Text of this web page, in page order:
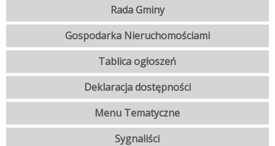
Rada Gminy
Gospodarka Nieruchomościami
Tablica ogłoszeń
Deklaracja dostępności
Menu Tematyczne
Sygnaliści